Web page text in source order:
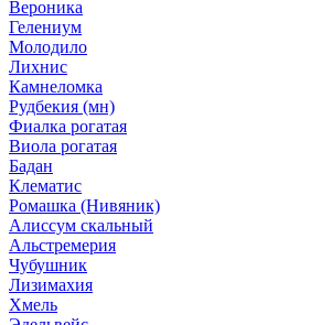
Вероника
Гелениум
Молодило
Лихнис
Камнеломка
Рудбекия (мн)
Фиалка рогатая
Виола рогатая
Бадан
Клематис
Ромашка (Нивяник)
Алиссум скальный
Альстремерия
Чубушник
Лизимахия
Хмель